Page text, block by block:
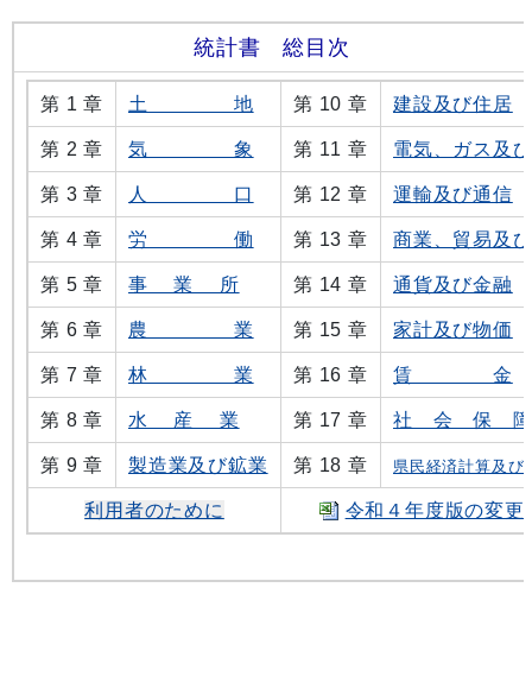
統計書 総目次
第 1 章 土 地 第 10 章 建設及び住居
第 2 章 気 象 第 11 章 電気、ガス及
第 3 章 人 口 第 12 章 運輸及び通信
第 4 章 労 働 第 13 章 商業、貿易及
第 5 章 事 業 所 第 14 章 通貨及び金融
第 6 章 農 業 第 15 章 家計及び物価
第 7 章 林 業 第 16 章 賃 金
第 8 章 水 産 業 第 17 章 社 会 保 障
第 9 章 製造業及び鉱業 第 18 章 県民経済計算及び
利用者のために 令和４年度版の変更